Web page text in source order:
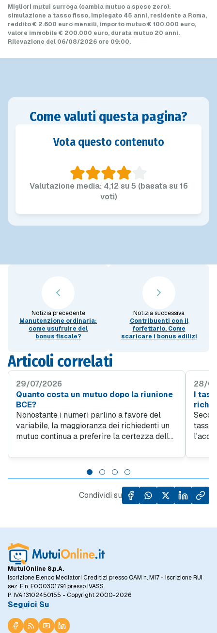
Migliori mutui surroga (cambia mutuo a spese zero):
simulazione a tasso fisso, impiegato 45 anni, residente a Roma,
reddito € 2.600 euro mensili, importo mutuo€ 100.000 euro,
valore immobile € 200.000 euro, durata mutuo 20 anni.
Rilevazione del 06/08/2026 ore 09:00.
Come valuti questa pagina?
Vota questo contenuto
Valutazione media: 4,12 su 5 (basata su 16
voti)
Notizia precedente
Manutenzione ordinaria:
come usufruire del
bonus fiscale?
Notizia successiva
Contribuenti con il
forfettario. Come
scaricare i bonus edilizi
Articoli correlati
29/07/2026
Quanto costa un mutuo dopo la riunione
BCE?
Nonostante i numeri parlino a favore del
variabile, la maggioranza dei richiedenti un
mutuo continua a preferire la certezza della
MutuiOnline.it, a luglio il tasso fisso copre il
94 per cento delle richieste di mutuo.
28/
I
tasso
2023.
del
Condividi su
MutuiOnline S.p.A.
Iscrizione Elenco Mediatori Creditizi presso OAM n. M17 - Iscrizione RUI
sez. E n. E000301791 presso IVASS
P. IVA 13102450155 - Copyright 2000-2026
Seguici Su